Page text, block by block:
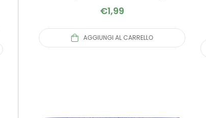
€1,99
AGGIUNGI AL CARRELLO